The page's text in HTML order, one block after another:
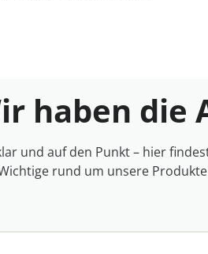
haben
und auf den Punkt – hier
rund um unsere Produkte